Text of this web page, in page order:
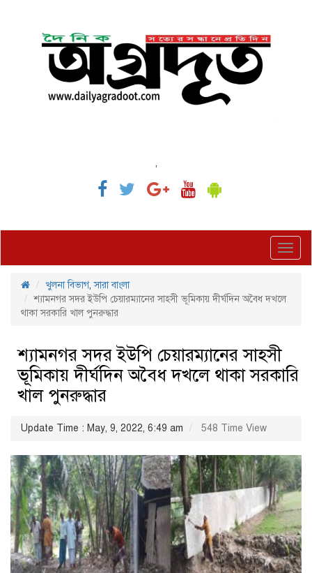
,
খুলনা বিভাগ,সারা বাংলা
শ্যামনগর সদর ইউপি চেয়ারম্যানের সাহসী ভূমিকায় দীর্ঘদিন অবৈধ দখলে
থাকা সরকারি খাল পুনরুদ্ধার
শ্যামনগর সদর ইউপি চেয়ারম্যানের সাহসী
ভূমিকায় দীর্ঘদিন অবৈধ দখলে থাকা সরকারি
খাল পুনরুদ্ধার
Update Time : May, 9, 2022, 6:49 am 548 Time View